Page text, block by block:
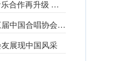
《光·遇》x网易云音乐合作再升级 探索跨领域社交新体验
“唱响新时代”第十三届中国合唱协会魅力校园合唱展演开幕
展现中国风采